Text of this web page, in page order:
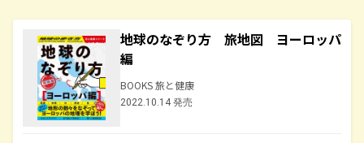
地球のなぞり方 旅地図 ヨーロッパ
編
BOOKS 旅と健康
2022.10.14 発売